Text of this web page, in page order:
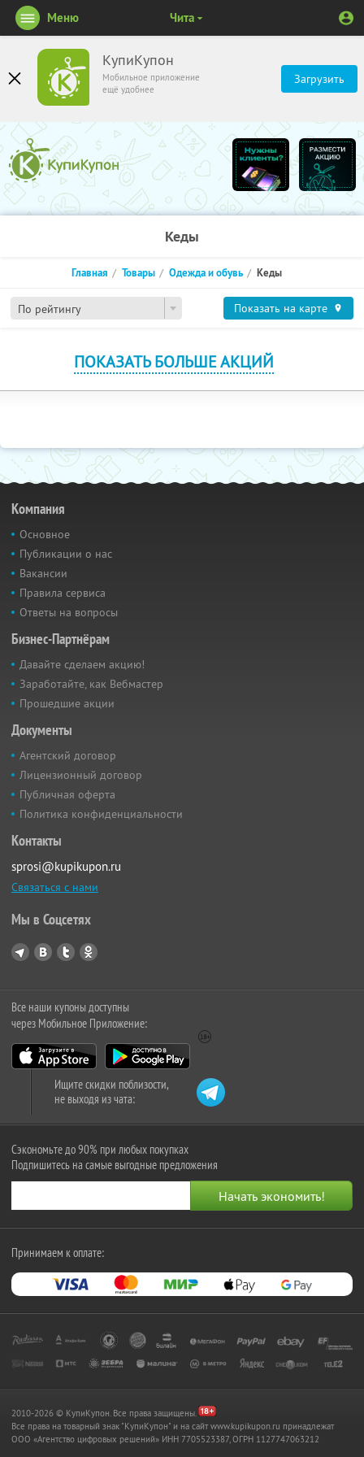
КупиКупон
Мобильное приложение
ещё удобнее
Загрузить
Меню Чита
Кеды
По рейтингу
Главная Товары Одежда и обувь Кеды
Показать на карте
ПОКАЗАТЬ БОЛЬШЕ АКЦИЙ
Компания
Основное
Публикации о нас
Вакансии
Правила сервиса
Ответы на вопросы
Бизнес-Партнёрам
Давайте сделаем акцию!
Заработайте, как Вебмастер
Прошедшие акции
Документы
Агентский договор
Лицензионный договор
Публичная оферта
Политика конфиденциальности
Контакты
sprosi@kupikupon.ru
Связаться с нами
Мы в Соцсетях
Все наши купоны доступны
через Мобильное Приложение:
Ищите скидки поблизости,
не выходя из чата:
Сэкономьте до 90% при любых покупках
Подпишитесь на самые выгодные предложения
Принимаем к оплате:
2010-2026 © КупиКупон. Все права защищены.
Все права на товарный знак "КупиКупон" и на сайт www.kupikupon.ru принадлежат
OOO «Агентство цифровых решений» ИНН 7705523387, ОГРН 1127747063212